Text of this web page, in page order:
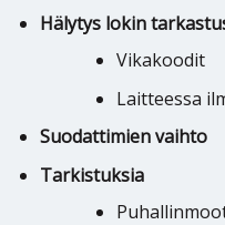
Hälytys lokin
Vikakoodit
Laitteessa
Suodattimien vaihto
Tarkistuksia